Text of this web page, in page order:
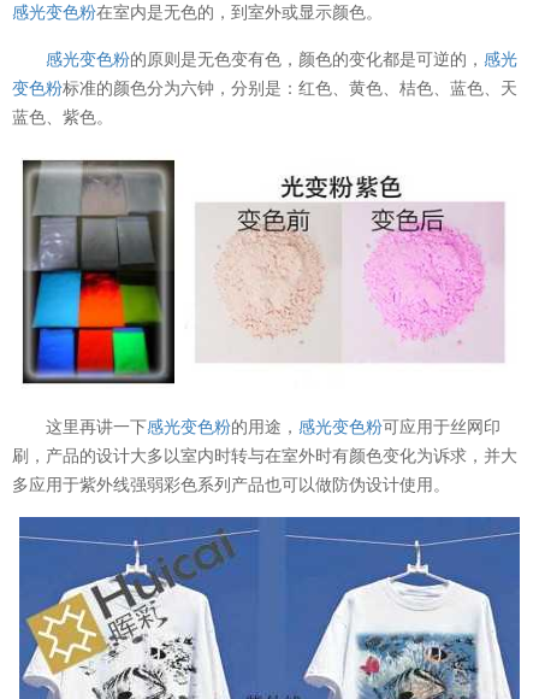
感光变色粉在室内是无色的，到室外或显示颜色。
感光变色粉的原则是无色变有色，颜色的变化都是可逆的， 感光
变色粉标准的颜色分为六钟，分别是：红色、黄色、桔色、蓝色、天
蓝色、紫色。
这里再讲一下感光变色粉的用途， 感光变色粉可应用于丝网印
刷，产品的设计大多以室内时转与在室外时有颜色变化为诉求，并大
多应用于紫外线强弱彩色系列产品也可以做防伪设计使用。